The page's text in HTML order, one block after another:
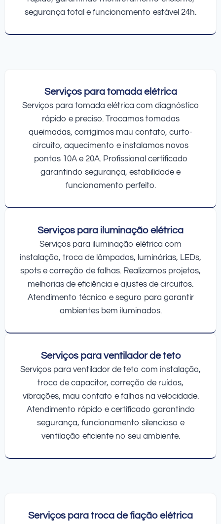
segurança total e funcionamento estável 24h.
Serviços para tomada elétrica
Serviços para tomada elétrica com diagnóstico
rápido e preciso. Trocamos tomadas
queimadas, corrigimos mau contato, curto-
circuito, aquecimento e instalamos novos
pontos 10A e 20A. Profissional certificado
garantindo segurança, estabilidade e
funcionamento perfeito.
Serviços para iluminação elétrica
Serviços para iluminação elétrica com
instalação, troca de lâmpadas, luminárias, LEDs,
spots e correção de falhas. Realizamos projetos,
melhorias de eficiência e ajustes de circuitos.
Atendimento técnico e seguro para garantir
ambientes bem iluminados.
Serviços para ventilador de teto
Serviços para ventilador de teto com instalação,
troca de capacitor, correção de ruídos,
vibrações, mau contato e falhas na velocidade.
Atendimento rápido e certificado garantindo
segurança, funcionamento silencioso e
ventilação eficiente no seu ambiente.
Serviços para troca de fiação elétrica